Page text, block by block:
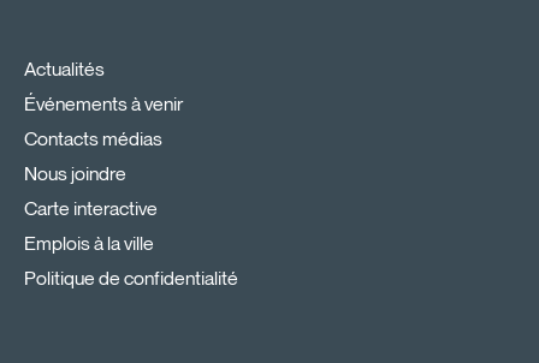
Actualités
Événements à venir
Contacts médias
Nous joindre
Carte interactive
Emplois à la ville
Politique de confidentialité